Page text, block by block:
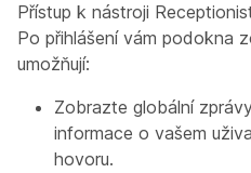
Přístup k nástroji
Po přihlášení vám podokna
umožňují:
Zobrazte globální
informace o vašem
hovoru.